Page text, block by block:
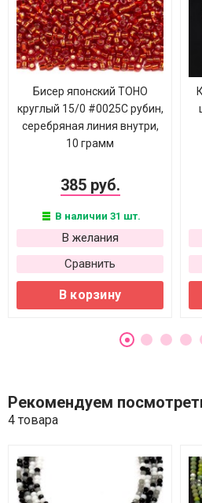
Бисер японский TOHO
круглый 15/0 #0025C рубин,
серебряная линия внутри,
10 грамм
385 руб.
В наличии 31 шт.
В желания
Сравнить
В корзину
Рекомендуем
4 товара